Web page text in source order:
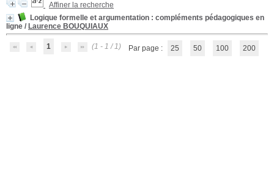
Affiner la recherche
Logique formelle et argumentation : compléments pédagogiques en
ligne / Laurence BOUQUIAUX
1 (1 - 1 / 1) Par page : 25 50 100 200